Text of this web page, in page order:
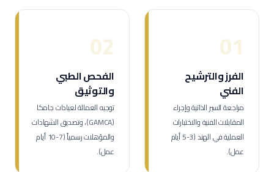
01
الفرز والترشيح
الفني
مراجعة السير الذاتية وإجراء
المقابلات الفنية والاختبارات
العملية في الهند (3-5 أيام
عمل).
02
الفحص الطبي
والتوثيق
توجيه العمالة لعيادات جامكا
(GAMCA)، وتصديق الشهادات
والمؤهلات رسمياً (7-10 أيام
عمل).